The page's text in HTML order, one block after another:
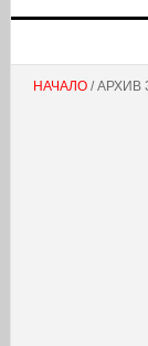
НАЧАЛО/ АРХИВ